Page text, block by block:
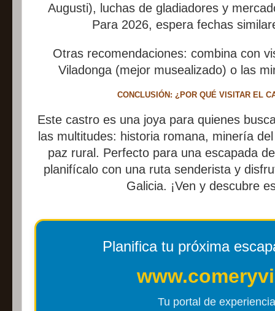
Augusti), luchas de gladiadores y
Para 2026, espera fechas
Otras recomendaciones: combina con
Viladonga (mejor musealizado) o las
CONCLUSIÓN: ¿POR QUÉ VISITAR EL
Este castro es una joya para quienes
las multitudes: historia romana, minería
paz rural. Perfecto para una escapada
planifícalo con una ruta senderista y
Galicia. ¡Ven y descubre
Planifica tu próxima
Tu portal de